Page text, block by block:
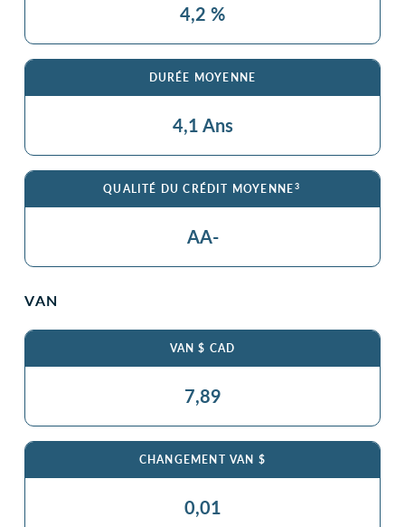
4,2 %
DURÉE MOYENNE
4,1 Ans
QUALITÉ DU CRÉDIT MOYENNE3
AA-
VAN
VAN $ CAD
7,89
CHANGEMENT VAN $
0,01